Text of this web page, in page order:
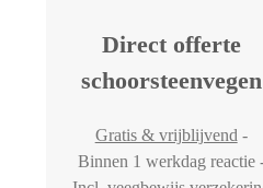
Direct offerte
schoorsteenvegen
Gratis & vrijblijvend -
Binnen 1 werkdag reactie